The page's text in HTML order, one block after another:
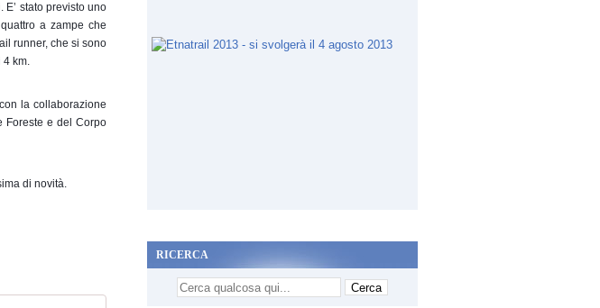
stato previsto uno
a zampe che
runner, che si sono
4 km.
la collaborazione
Foreste e del Corpo
di novità.
RICERCA